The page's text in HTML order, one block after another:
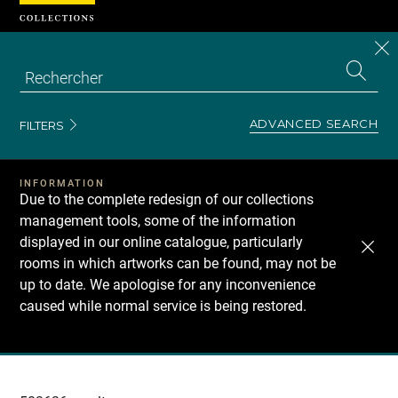
FILTERS ADVANCED SEARCH
INFORMATION
Due to the complete redesign of our collections
management tools, some of the information
displayed in our online catalogue, particularly
rooms in which artworks can be found, may not be
up to date. We apologise for any inconvenience
caused while normal service is being restored.
Recherche
Cookies management panel